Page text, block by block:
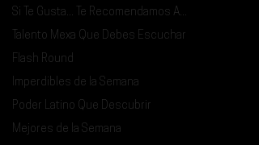
Si Te Gusta... Te Recomendamos A...
Talento Mexa Que Debes Escuchar
Flash Round
Imperdibles de la Semana
Poder Latino Que Descubrir
Mejores de la Semana